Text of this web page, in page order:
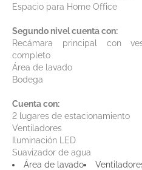
Espacio para Home Office
Segundo nivel cuenta con:
Recámara principal con
completo
Área de lavado
Bodega
Cuenta con:
2 lugares de estacionamiento
Ventiladores
Iluminación LED
Suavizador de agua
Área de lavado